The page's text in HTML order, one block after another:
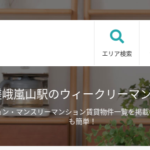
エリア検索
嵐山駅のウィークリーマ
・マンスリーマンション賃貸物件一覧を掲
も簡単！